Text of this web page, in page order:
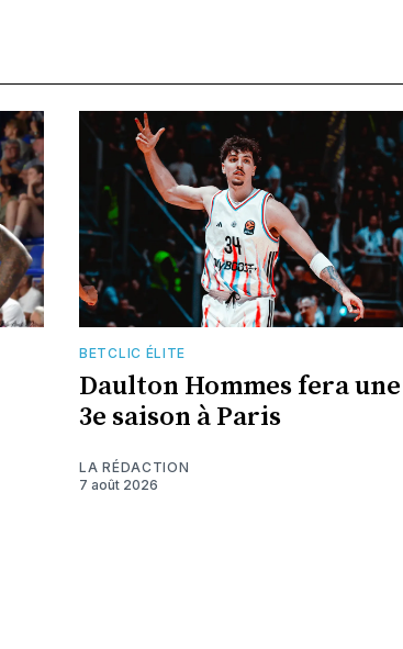
BETCLIC ÉLITE
Daulton Hommes fera une
3e saison à Paris
LA RÉDACTION
7 août 2026